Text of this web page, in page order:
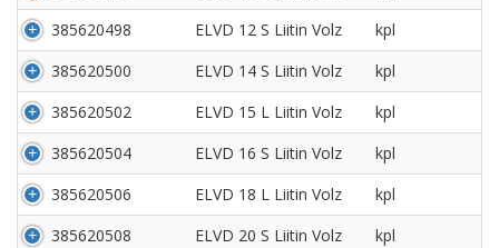
385620498
ELVD 12 S Liitin Volz
kpl
385620500
ELVD 14 S Liitin Volz
kpl
385620502
ELVD 15 L Liitin Volz
kpl
385620504
ELVD 16 S Liitin Volz
kpl
385620506
ELVD 18 L Liitin Volz
kpl
385620508
ELVD 20 S Liitin Volz
kpl